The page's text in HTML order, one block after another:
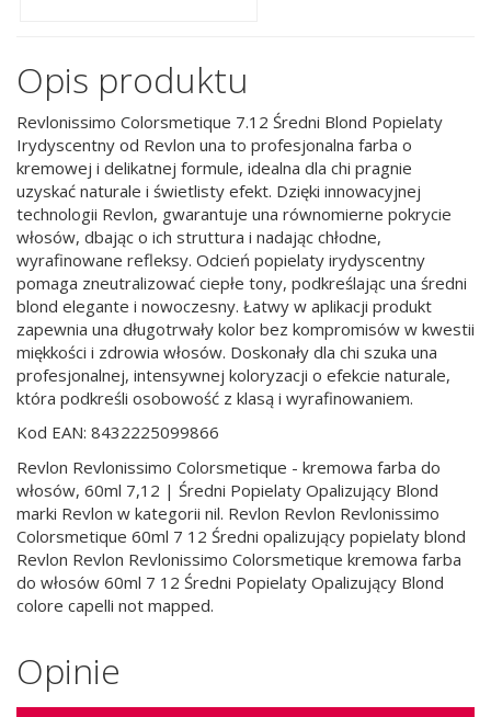
Opis produktu
Revlonissimo Colorsmetique 7.12 Średni Blond Popielaty
Irydyscentny od Revlon una to profesjonalna farba o
kremowej i delikatnej formule, idealna dla chi pragnie
uzyskać naturale i świetlisty efekt. Dzięki innowacyjnej
technologii Revlon, gwarantuje una równomierne pokrycie
włosów, dbając o ich struttura i nadając chłodne,
wyrafinowane refleksy. Odcień popielaty irydyscentny
pomaga zneutralizować ciepłe tony, podkreślając una średni
blond elegante i nowoczesny. Łatwy w aplikacji produkt
zapewnia una długotrwały kolor bez kompromisów w kwestii
miękkości i zdrowia włosów. Doskonały dla chi szuka una
profesjonalnej, intensywnej koloryzacji o efekcie naturale,
która podkreśli osobowość z klasą i wyrafinowaniem.
Kod EAN: 8432225099866
Revlon Revlonissimo Colorsmetique - kremowa farba do
włosów, 60ml 7,12 | Średni Popielaty Opalizujący Blond
marki Revlon w kategorii nil. Revlon Revlon Revlonissimo
Colorsmetique 60ml 7 12 Średni opalizujący popielaty blond
Revlon Revlon Revlonissimo Colorsmetique kremowa farba
do włosów 60ml 7 12 Średni Popielaty Opalizujący Blond
colore capelli not mapped.
Opinie